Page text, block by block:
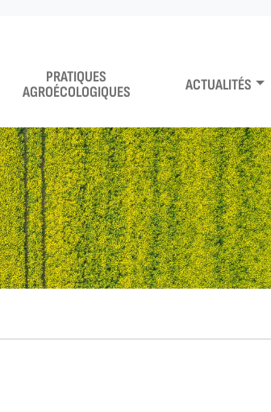
PRATIQUES
AGROÉCOLOGIQUES
ACTUALITÉS